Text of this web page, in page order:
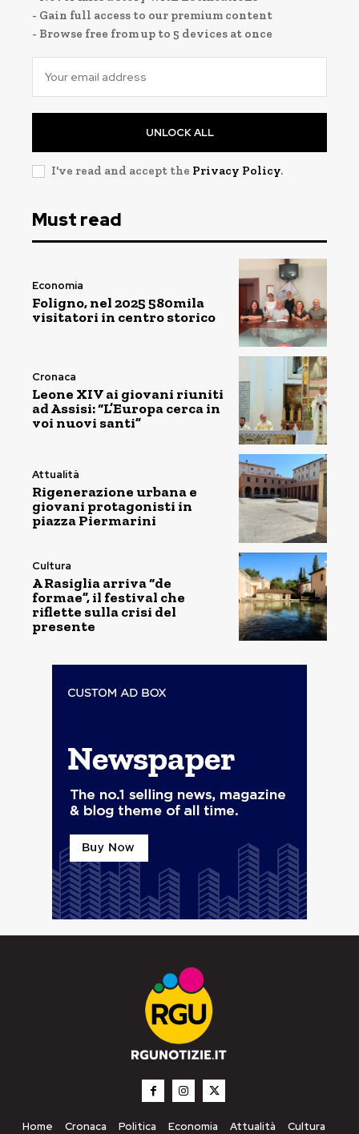
- Gain full access to our premium content
- Browse free from up to 5 devices at once
UNLOCK ALL
I've read and accept the Privacy Policy.
Must read
Economia
Foligno, nel 2025 580mila
visitatori in centro storico
Cronaca
Leone XIV ai giovani riuniti
ad Assisi: “L’Europa cerca in
voi nuovi santi”
Attualità
Rigenerazione urbana e
giovani protagonisti in
piazza Piermarini
Cultura
A Rasiglia arriva “de
formae”, il festival che
riflette sulla crisi del
presente
Home Cronaca Politica Economia Attualità
Cultura